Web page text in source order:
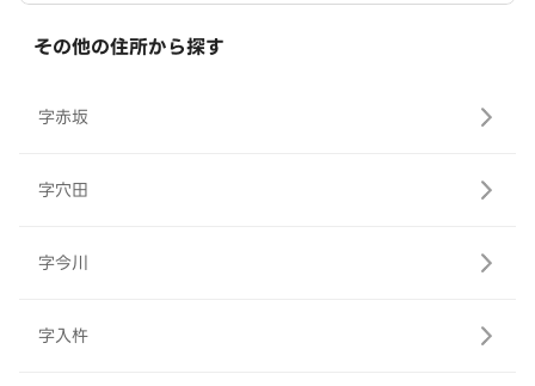
その他の住所から探す
字赤坂
字穴田
字今川
字入杵